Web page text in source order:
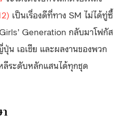
เป็นเรื่องดีที่ทาง SM ไม่ได้ทู่ซี้
Generation กลับมาโฟกัส
น เอเชีย และผลงานของพวก
ลีระดับหลักแสนได้ทุกชุด